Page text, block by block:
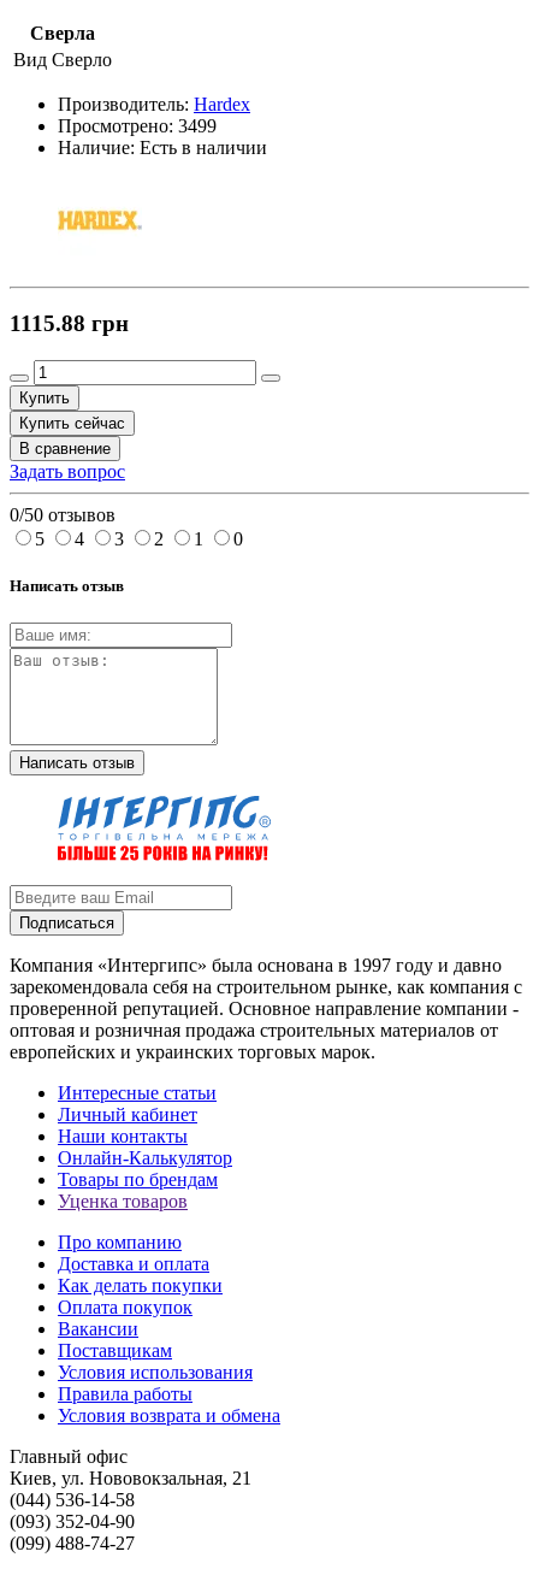
Сверла
Вид Сверло
Производитель: Hardex
Просмотрено: 3499
Наличие: Есть в наличии
1115.88 грн
Купить
Купить сейчас
В сравнение
Задать вопрос
0/50 отзывов
5
4 3 2 1 0
Написать отзыв
Написать отзыв
Подписаться
Компания «Интергипс» была основана в 1997 году и давно
зарекомендовала себя на строительном рынке, как компания с
проверенной репутацией. Основное направление компании -
оптовая и розничная продажа строительных материалов от
европейских и украинских торговых марок.
Интересные статьи
Личный кабинет
Наши контакты
Онлайн-Калькулятор
Товары по брендам
Уценка товаров
Про компанию
Доставка и оплата
Как делать покупки
Оплата покупок
Вакансии
Поставщикам
Условия использования
Правила работы
Условия возврата и обмена
Главный офис
Киев, ул. Нововокзальная, 21
(044) 536-14-58
(093) 352-04-90
(099) 488-74-27